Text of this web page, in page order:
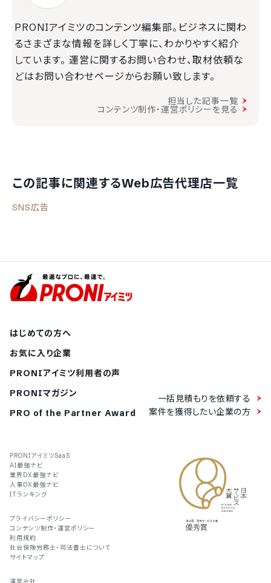
PRONIアイミツのコンテンツ編集部。ビジネスに関わ
るさまざまな情報を詳しく丁寧に、わかりやすく紹介
しています。 運営に関するお問い合わせ、取材依頼な
どはお問い合わせページからお願い致します。
担当した記事一覧
コンテンツ制作・運営ポリシーを見る
この記事に関連するWeb広告代理店一覧
SNS広告
はじめての方へ
お気に入り企業
PRONIアイミツ利用者の声
PRONIマガジン
PRO of the Partner Award
一括見積もりを依頼する
案件を獲得したい企業の方
PRONIアイミツSaaS
AI最強ナビ
業界DX最強ナビ
人事DX最強ナビ
ITランキング
プライバシーポリシー
コンテンツ制作・運営ポリシー
利用規約
社会保険労務士・司法書士について
サイトマップ